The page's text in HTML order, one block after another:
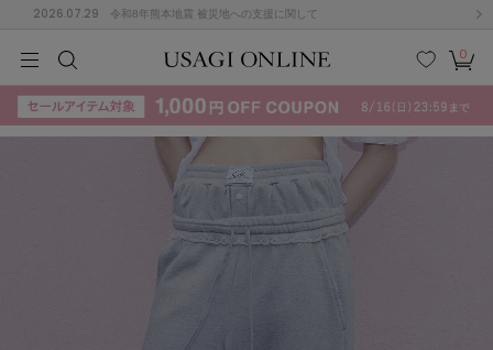
2026.07.29 令和8年熊本地震 被災地への支援に関して
検索
お気
に入
カー
ト
0
KIDSBABYBEAUTYLIFE STYLE
(715)
KIDSBABYBEAUTYLIFE STYLE
L